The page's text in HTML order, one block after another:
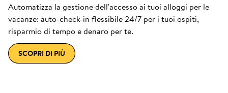
Automatizza la gestione dell'accesso ai tuoi alloggi per le
vacanze: auto-check-in flessibile 24/7 per i tuoi ospiti,
risparmio di tempo e denaro per te.
SCOPRI DI PIÙ